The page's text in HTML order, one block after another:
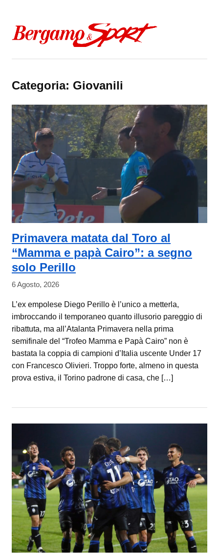
Categoria: Giovanili
Primavera matata dal Toro al
“Mamma e papà Cairo”: a segno
solo Perillo
6 Agosto, 2026
L’ex empolese Diego Perillo è l’unico a metterla,
imbroccando il temporaneo quanto illusorio pareggio di
ribattuta, ma all’Atalanta Primavera nella prima
semifinale del “Trofeo Mamma e Papà Cairo” non è
bastata la coppia di campioni d’Italia uscente Under 17
con Francesco Olivieri. Troppo forte, almeno in questa
prova estiva, il Torino padrone di casa, che […]